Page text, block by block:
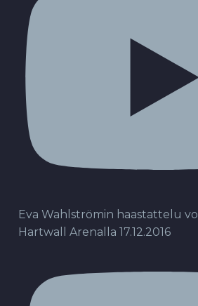
Eva Wahlströmin haastattelu
Hartwall Arenalla 17.12.2016